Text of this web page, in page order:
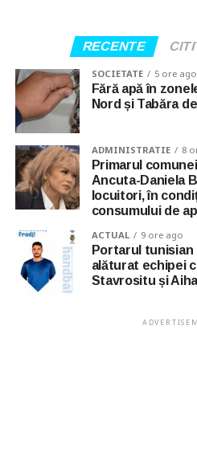
RECENTE
SOCIETATE 5 ore ago
Fără apă în
Nord și Tabăra
ADMINISTRATIE 8
Primarul
Ancuta-Daniela
locuitori, în
consumului de
ACTUAL 9 ore ago
Portarul tunisian
alăturat echipei
Stavrositu și